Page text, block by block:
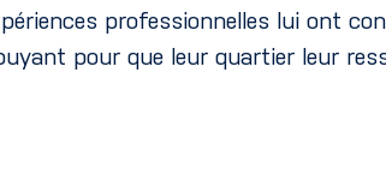
professionnelles lui ont
pour que leur quartier leur